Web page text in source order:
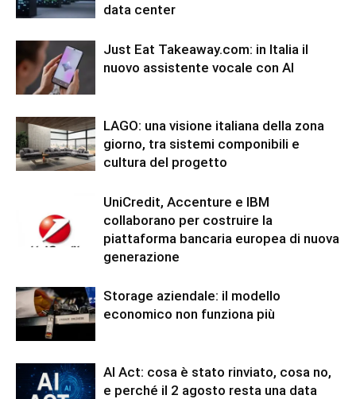
data center
Just Eat Takeaway.com: in Italia il
nuovo assistente vocale con AI
LAGO: una visione italiana della zona
giorno, tra sistemi componibili e
cultura del progetto
UniCredit, Accenture e IBM
collaborano per costruire la
piattaforma bancaria europea di nuova
generazione
Storage aziendale: il modello
economico non funziona più
AI Act: cosa è stato rinviato, cosa no,
e perché il 2 agosto resta una data